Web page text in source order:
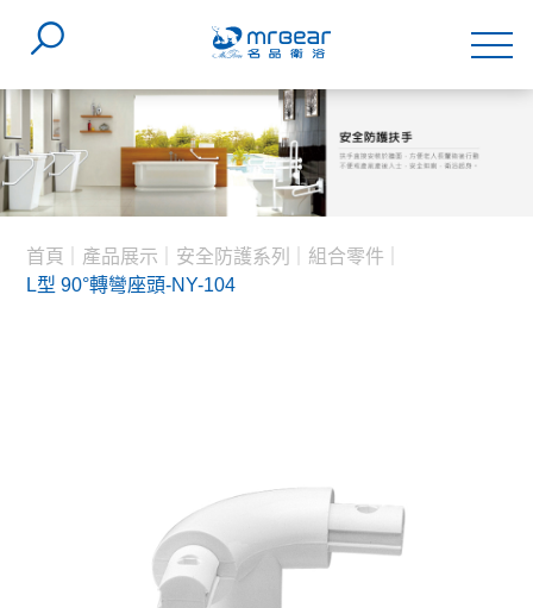
首頁 產品展示 安全防護系列
組合零件
L型 90°轉彎座頭-NY-104